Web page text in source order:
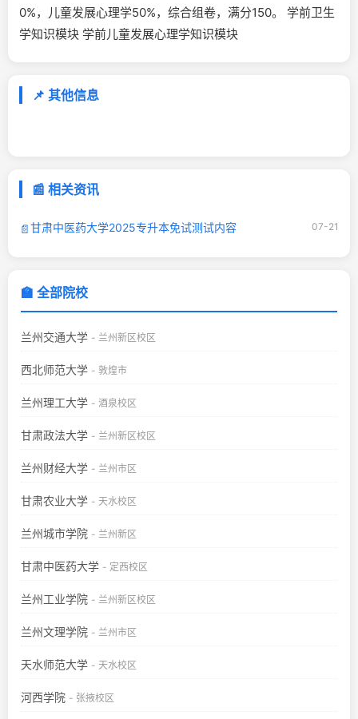
0%，儿童发展心理学50%，综合组卷，满分150。 学前卫生
学知识模块 学前儿童发展心理学知识模块
📌 其他信息
📰 相关资讯
📄甘肃中医药大学2025专升本免试测试内容 07-21
🏫 全部院校
兰州交通大学 - 兰州新区校区
西北师范大学 - 敦煌市
兰州理工大学 - 酒泉校区
甘肃政法大学 - 兰州新区校区
兰州财经大学 - 兰州市区
甘肃农业大学 - 天水校区
兰州城市学院 - 兰州新区
甘肃中医药大学 - 定西校区
兰州工业学院 - 兰州新区校区
兰州文理学院 - 兰州市区
天水师范大学 - 天水校区
河西学院 - 张掖校区